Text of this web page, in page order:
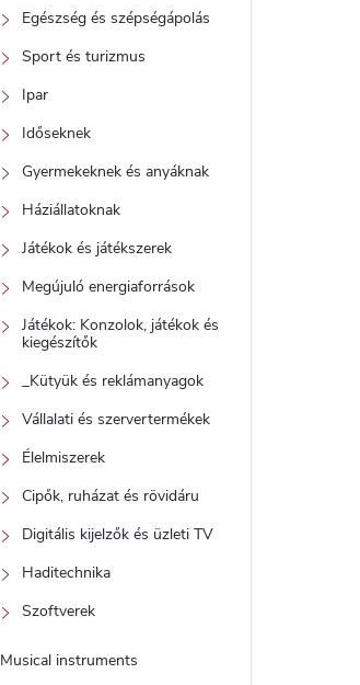
Egészség és szépségápolás
Sport és turizmus
Ipar
Időseknek
Gyermekeknek és anyáknak
Háziállatoknak
Játékok és játékszerek
Megújuló energiaforrások
Játékok: Konzolok, játékok és
kiegészítők
_Kütyük és reklámanyagok
Vállalati és szervertermékek
Élelmiszerek
Cipők, ruházat és rövidáru
Digitális kijelzők és üzleti TV
Haditechnika
Szoftverek
Musical instruments